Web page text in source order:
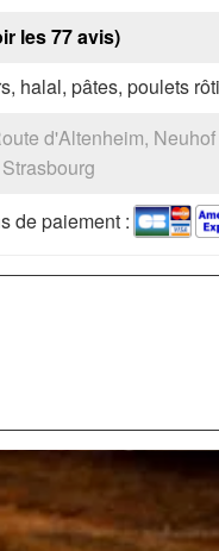
les 77 avis)
halal, pâtes, poulets
d'Altenheim, Neuhof
de paiement :